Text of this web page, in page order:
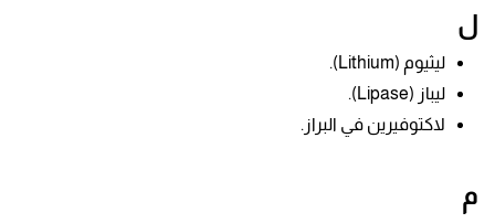
ل
ليثيوم (Lithium).
ليباز (Lipase).
لاكتوفيرين في البراز.
م